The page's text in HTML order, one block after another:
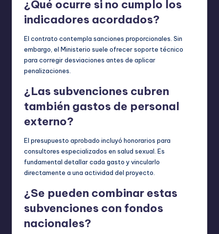
¿Qué ocurre si no cumplo los
indicadores acordados?
El contrato contempla sanciones proporcionales. Sin
embargo, el Ministerio suele ofrecer soporte técnico
para corregir desviaciones antes de aplicar
penalizaciones.
¿Las subvenciones cubren
también gastos de personal
externo?
El presupuesto aprobado incluyó honorarios para
consultores especializados en salud sexual. Es
fundamental detallar cada gasto y vincularlo
directamente a una actividad del proyecto.
¿Se pueden combinar estas
subvenciones con fondos
nacionales?